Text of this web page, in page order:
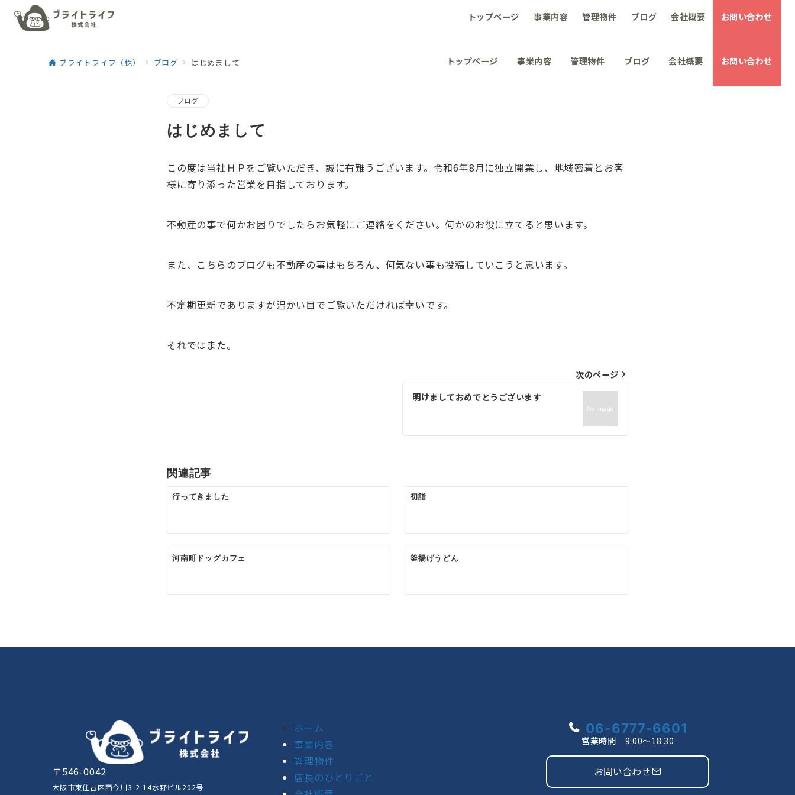
トップページ 事業内容 管理物件 ブログ 会社概要 お問い合わせ
トップページ 事業内容 管理物件 ブログ 会社概要 お問い合わせ
ブライトライフ（株） ブログ はじめまして
ブログ
はじめまして
この度は当社ＨＰをご覧いただき、誠に有難うございます。令和6年8月に独立開業し、地域密着とお客
様に寄り添った営業を目指しております。
不動産の事で何かお困りでしたらお気軽にご連絡をください。何かのお役に立てると思います。
また、こちらのブログも不動産の事はもちろん、何気ない事も投稿していこうと思います。
不定期更新でありますが温かい目でご覧いただければ幸いです。
それではまた。
ゲ
ー
ョ
ン
次のページ
明けましておめでとうございます
関連記事
行ってきました 初詣
河南町ドッグカフェ 釜揚げうどん
〒546-0042
大阪市東住吉区西今川3-2-14水野ビル202号
ホーム
事業内容
管理物件
店長のひとりごと
06-6777-6601
営業時間 9:00〜18:30
お問い合わせ